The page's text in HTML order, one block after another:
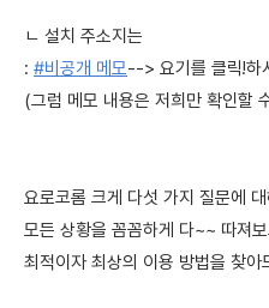
ㄴ 설치 주소지는
: #비공개 메모--> 요기를 클릭!하
(그럼 메모 내용은 저희만 확인할
요로코롬 크게 다섯 가지 질문에
모든 상황을 꼼꼼하게 다~~ 따져
최적이자 최상의 이용 방법을 찾